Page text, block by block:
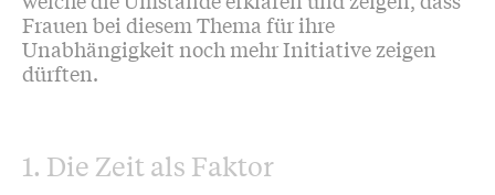
Frauen bei diesem Thema für ihre
Unabhängigkeit noch mehr Initiative zeigen
dürften.
1. Die Zeit als Faktor